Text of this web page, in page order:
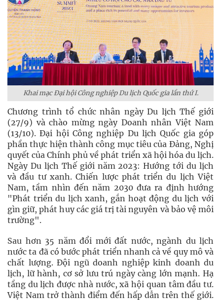
Khai mạc Đại hội Công nghiệp Du lịch Quốc gia lần thứ I.
Chương trình tổ chức nhân ngày Du lịch Thế giới
(27/9) và chào mừng ngày Doanh nhân Việt Nam
(13/10). Đại hội Công nghiệp Du lịch Quốc gia góp
phần thực hiện thành công mục tiêu của Đảng, Nghị
quyết của Chính phủ về phát triển xã hội hóa du lịch.
Ngày Du lịch Thế giới năm 2023: Hướng tới du lịch
và đầu tư xanh. Chiến lược phát triển du lịch Việt
Nam, tầm nhìn đến năm 2030 đưa ra định hướng
"Phát triển du lịch xanh, gắn hoạt động du lịch với
gìn giữ, phát huy các giá trị tài nguyên và bảo vệ môi
trường".
Sau hơn 35 năm đổi mới đất nước, ngành du lịch
nước ta đã có bước phát triển nhanh cả về quy mô và
chất lượng. Đội ngũ doanh nghiệp kinh doanh du
lịch, lữ hành, cơ sở lưu trú ngày càng lớn mạnh. Hạ
tầng du lịch được nhà nước, xã hội quan tâm đầu tư.
Việt Nam trở thành điểm đến hấp dẫn trên thế giới.